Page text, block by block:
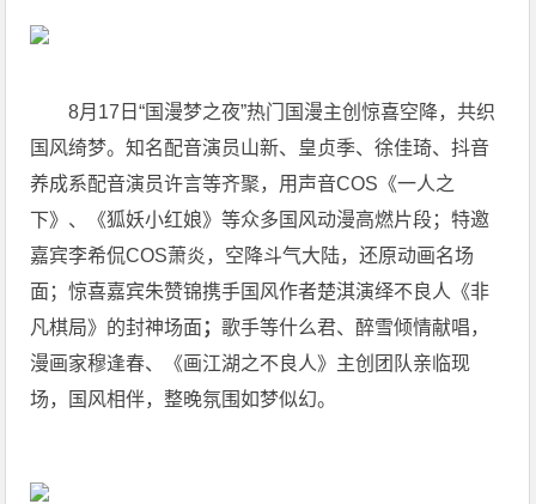
8月17日“国漫梦之夜”热门国漫主创惊喜空降，共织
国风绮梦。知名配音演员山新、皇贞季、徐佳琦、抖音
养成系配音演员许言等齐聚，用声音COS《一人之
下》、《狐妖小红娘》等众多国风动漫高燃片段；特邀
嘉宾李希侃COS萧炎，空降斗气大陆，还原动画名场
面；惊喜嘉宾朱赞锦携手国风作者楚淇演绎不良人《非
凡棋局》的封神场面 ；歌手等什么君、醉雪倾情献唱，
漫画家穆逢春、《画江湖之不良人》主创团队亲临现
场，国风相伴，整晚氛围如梦似幻。